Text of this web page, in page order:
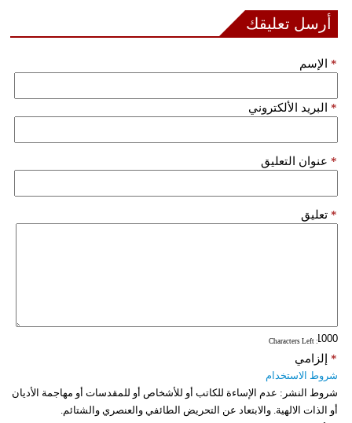
أبراج
سيارات
أرسل تعليقك
الإسم *
البريد الألكتروني *
عنوان التعليق *
تعليق *
: Characters Left
إلزامي *
شروط الاستخدام
شروط النشر: عدم الإساءة للكاتب أو للأشخاص أو للمقدسات أو مهاجمة الأديان
أو الذات الالهية. والابتعاد عن التحريض الطائفي والعنصري والشتائم.